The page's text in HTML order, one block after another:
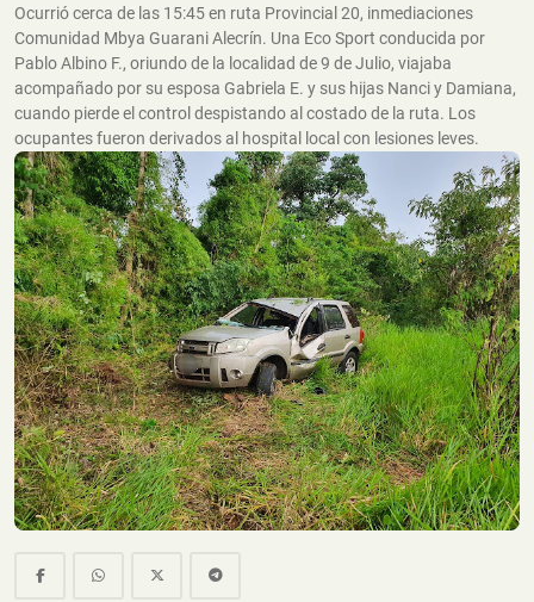
Ocurrió cerca de las 15:45 en ruta Provincial 20, inmediaciones
Comunidad Mbya Guarani Alecrín. Una Eco Sport conducida por
Pablo Albino F., oriundo de la localidad de 9 de Julio, viajaba
acompañado por su esposa Gabriela E. y sus hijas Nanci y Damiana,
cuando pierde el control despistando al costado de la ruta. Los
ocupantes fueron derivados al hospital local con lesiones leves.